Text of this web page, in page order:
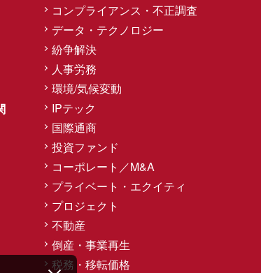
コンプライアンス・不正調査
データ・テクノロジー
紛争解決
人事労務
環境/気候変動
IPテック
国際通商
投資ファンド
コーポレート／M&A
プライベート・エクイティ
プロジェクト
不動産
倒産・事業再生
税務・移転価格